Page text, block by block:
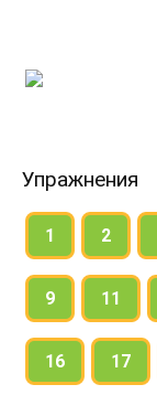
Упражнения
1 2
9 11
16 17